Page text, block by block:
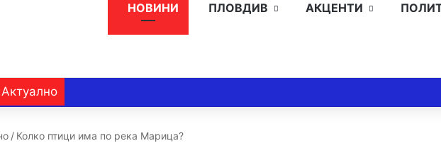
НОВИНИ ПЛОВДИВ АКЦЕНТИ
Актуално
/ Колко птици има по река Марица?